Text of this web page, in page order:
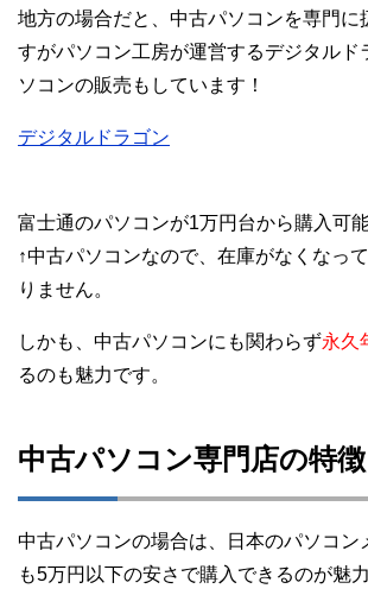
地方の場合だと、中古パソコンを専門に
すがパソコン工房が運営するデジタルド
ソコンの販売もしています！
デジタルドラゴン
富士通のパソコンが1万円台から購入可能
↑中古パソコンなので、在庫がなくなっ
りません。
しかも、中古パソコンにも関わらず永久
るのも魅力です。
中古パソコン専門店の特徴
中古パソコンの場合は、日本のパソコン
も5万円以下の安さで購入できるのが魅力